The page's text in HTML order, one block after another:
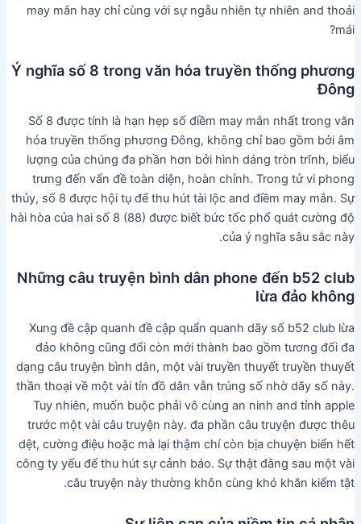
may mắn hay chỉ cùng với sự ngẫu nhiên tự nhiên and thoải
mái?
Ý nghĩa số 8 trong văn hóa truyền thống phương
Đông
Số 8 được tính là hạn hẹp số điềm may mắn nhất trong văn
hóa truyền thống phương Đông, không chỉ bao gồm bởi âm
lượng của chúng đa phần hơn bởi hình dáng tròn trĩnh, biểu
trưng đến vấn đề toàn diện, hoàn chỉnh. Trong tử vi phong
thủy, số 8 được hội tụ để thu hút tài lộc and điềm may mắn. Sự
hài hòa của hai số 8 (88) được biết bức tốc phổ quát cường độ
của ý nghĩa sâu sắc này.
Những câu truyện bình dân phone đến b52 club
lừa đảo không
Xung đề cập quanh đề cập quẩn quanh dãy số b52 club lừa
đảo không cũng đổi còn mới thành bao gồm tương đối đa
dạng câu truyện bình dân, một vài truyền thuyết truyền thuyết
thần thoại về một vài tín đồ dân vẫn trúng số nhờ dãy số này.
Tuy nhiên, muốn buộc phải vô cùng an ninh and tỉnh apple
trước một vài câu truyện này. đa phần câu truyện được thêu
dệt, cường điệu hoặc mà lại thậm chí còn bịa chuyện biển hết
công ty yếu để thu hút sự cảnh báo. Sự thật đằng sau một vài
câu truyện này thường khôn cùng khó khăn kiểm tật.